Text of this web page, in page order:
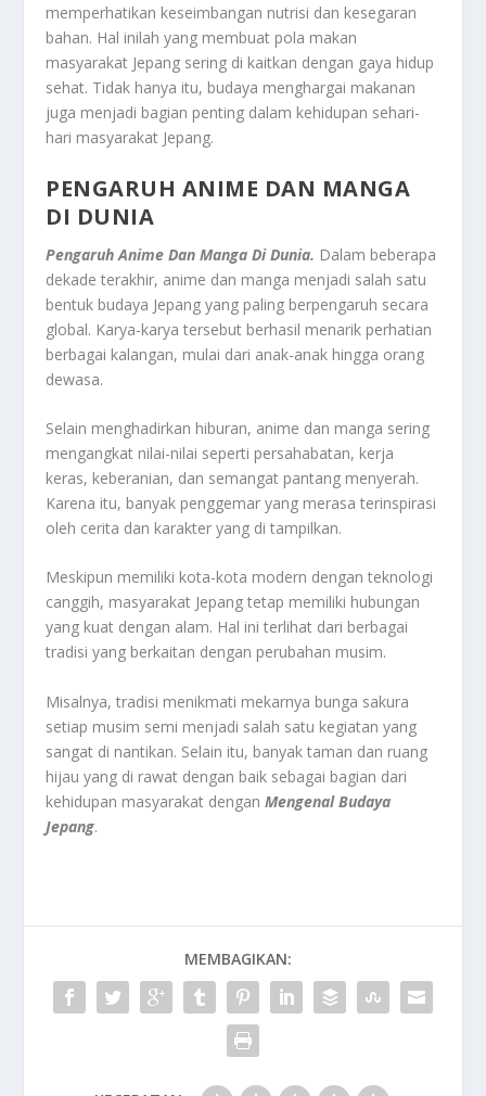
memperhatikan keseimbangan nutrisi dan kesegaran
bahan. Hal inilah yang membuat pola makan
masyarakat Jepang sering di kaitkan dengan gaya hidup
sehat. Tidak hanya itu, budaya menghargai makanan
juga menjadi bagian penting dalam kehidupan sehari-
hari masyarakat Jepang.
PENGARUH ANIME DAN MANGA
DI DUNIA
Pengaruh Anime Dan Manga Di Dunia. Dalam beberapa
dekade terakhir, anime dan manga menjadi salah satu
bentuk budaya Jepang yang paling berpengaruh secara
global. Karya-karya tersebut berhasil menarik perhatian
berbagai kalangan, mulai dari anak-anak hingga orang
dewasa.
Selain menghadirkan hiburan, anime dan manga sering
mengangkat nilai-nilai seperti persahabatan, kerja
keras, keberanian, dan semangat pantang menyerah.
Karena itu, banyak penggemar yang merasa terinspirasi
oleh cerita dan karakter yang di tampilkan.
Meskipun memiliki kota-kota modern dengan teknologi
canggih, masyarakat Jepang tetap memiliki hubungan
yang kuat dengan alam. Hal ini terlihat dari berbagai
tradisi yang berkaitan dengan perubahan musim.
Misalnya, tradisi menikmati mekarnya bunga sakura
setiap musim semi menjadi salah satu kegiatan yang
sangat di nantikan. Selain itu, banyak taman dan ruang
hijau yang di rawat dengan baik sebagai bagian dari
kehidupan masyarakat denganMengenal Budaya
Jepang.
MEMBAGIKAN: